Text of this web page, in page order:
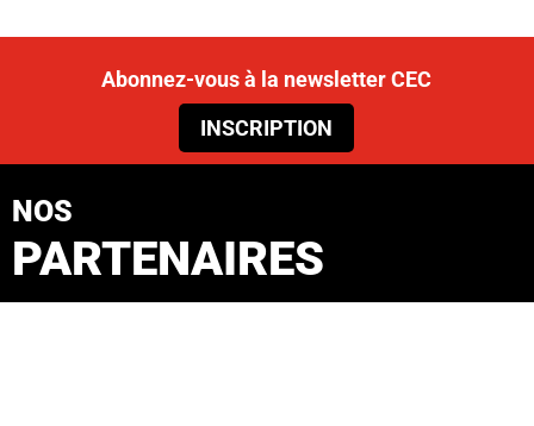
Abonnez-vous à la newsletter CEC
INSCRIPTION
NOS
PARTENAIRES